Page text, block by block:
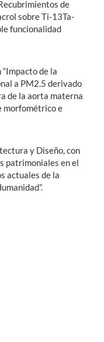
de
sobre Ti-13Ta-
funcionalidad
de la
a PM2.5 derivado
de la aorta materna
morfométrico e
y Diseño, con
patrimoniales en el
actuales de la